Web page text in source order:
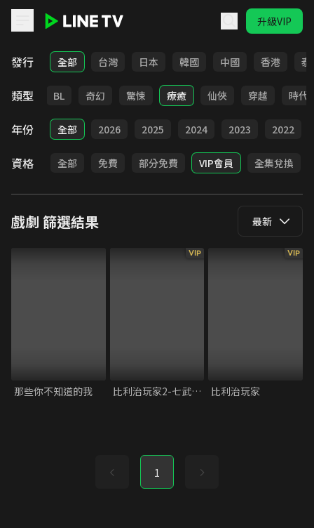
升級VIP
LINE TV - 戲劇
發行 全部 台灣 日本 韓國 中國 香港 泰
類型
勵志 BL 奇幻 驚悚 療癒 仙俠 穿越 時代
年份 全部 2026 2025 2024 2023 2022
資格 全部 免費 部分免費 VIP會員 全集兌換
戲劇 篩選結果 最新
那些你不知道的我
VIP
比利治玩家2-七武士篇
VIP
比利治玩家
1